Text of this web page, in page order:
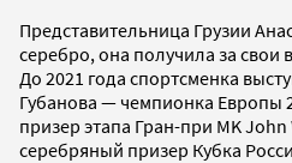
Представительница Грузии
серебро, она получила за свои
До 2021 года спортсменка
Губанова — чемпионка Европы
призер этапа Гран-при MK
серебряный призер Кубка